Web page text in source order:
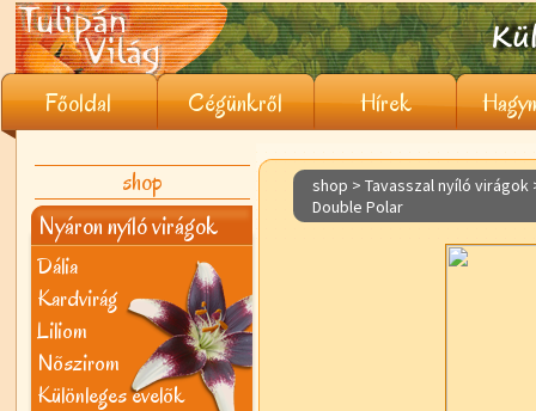
Főoldal Cégünkről Hírek
shop
Nyáron nyíló virágok
Dália
Kardvirág
Liliom
Nõszirom
Különleges évelõk
shop > Tavasszal nyíló virágok
Double Polar